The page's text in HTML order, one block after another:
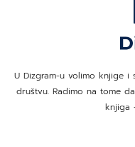
U Dizgram-u volimo knjige
društvu. Radimo na tome
knjiga